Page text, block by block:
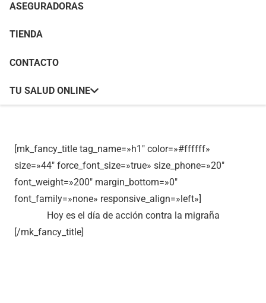
ASEGURADORAS
TIENDA
CONTACTO
TU SALUD ONLINE
Portada»Día de acción contra la Migraña
acción contra la migraña
[mk_fancy_title tag_name=»h1″ color=»#ffffff»
size=»44″ force_font_size=»true» size_phone=»20″
font_weight=»200″ margin_bottom=»0″
font_family=»none» responsive_align=»left»]
Hoy es el día de acción contra la migraña
[/mk_fancy_title]